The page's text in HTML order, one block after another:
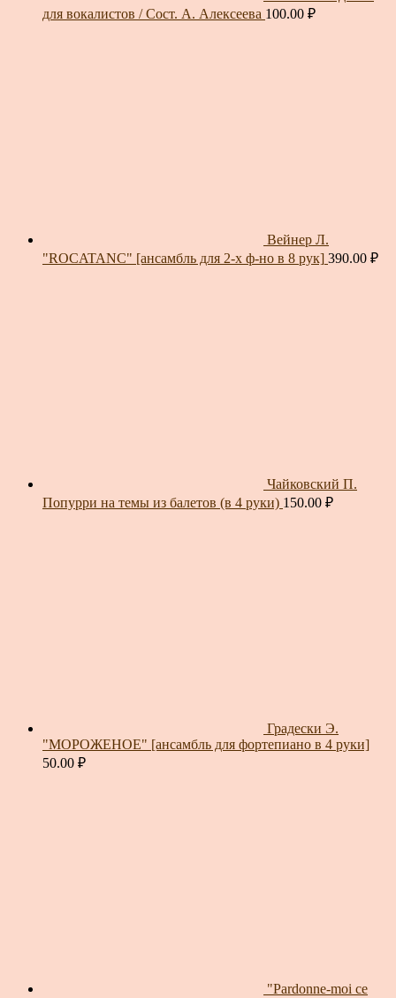
для вокалистов / Сост. А. Алексеева 100.00 ₽
Вейнер Л.
"ROCATANC" [ансамбль для 2-х ф-но в 8 рук] 390.00 ₽
Чайковский П.
Попурри на темы из балетов (в 4 руки) 150.00 ₽
Градески Э.
"МОРОЖЕНОЕ" [ансамбль для фортепиано в 4 руки]
50.00 ₽
"Pardonne-moi ce